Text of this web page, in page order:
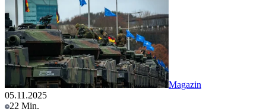
Magazin
05.11.2025
22 Min.